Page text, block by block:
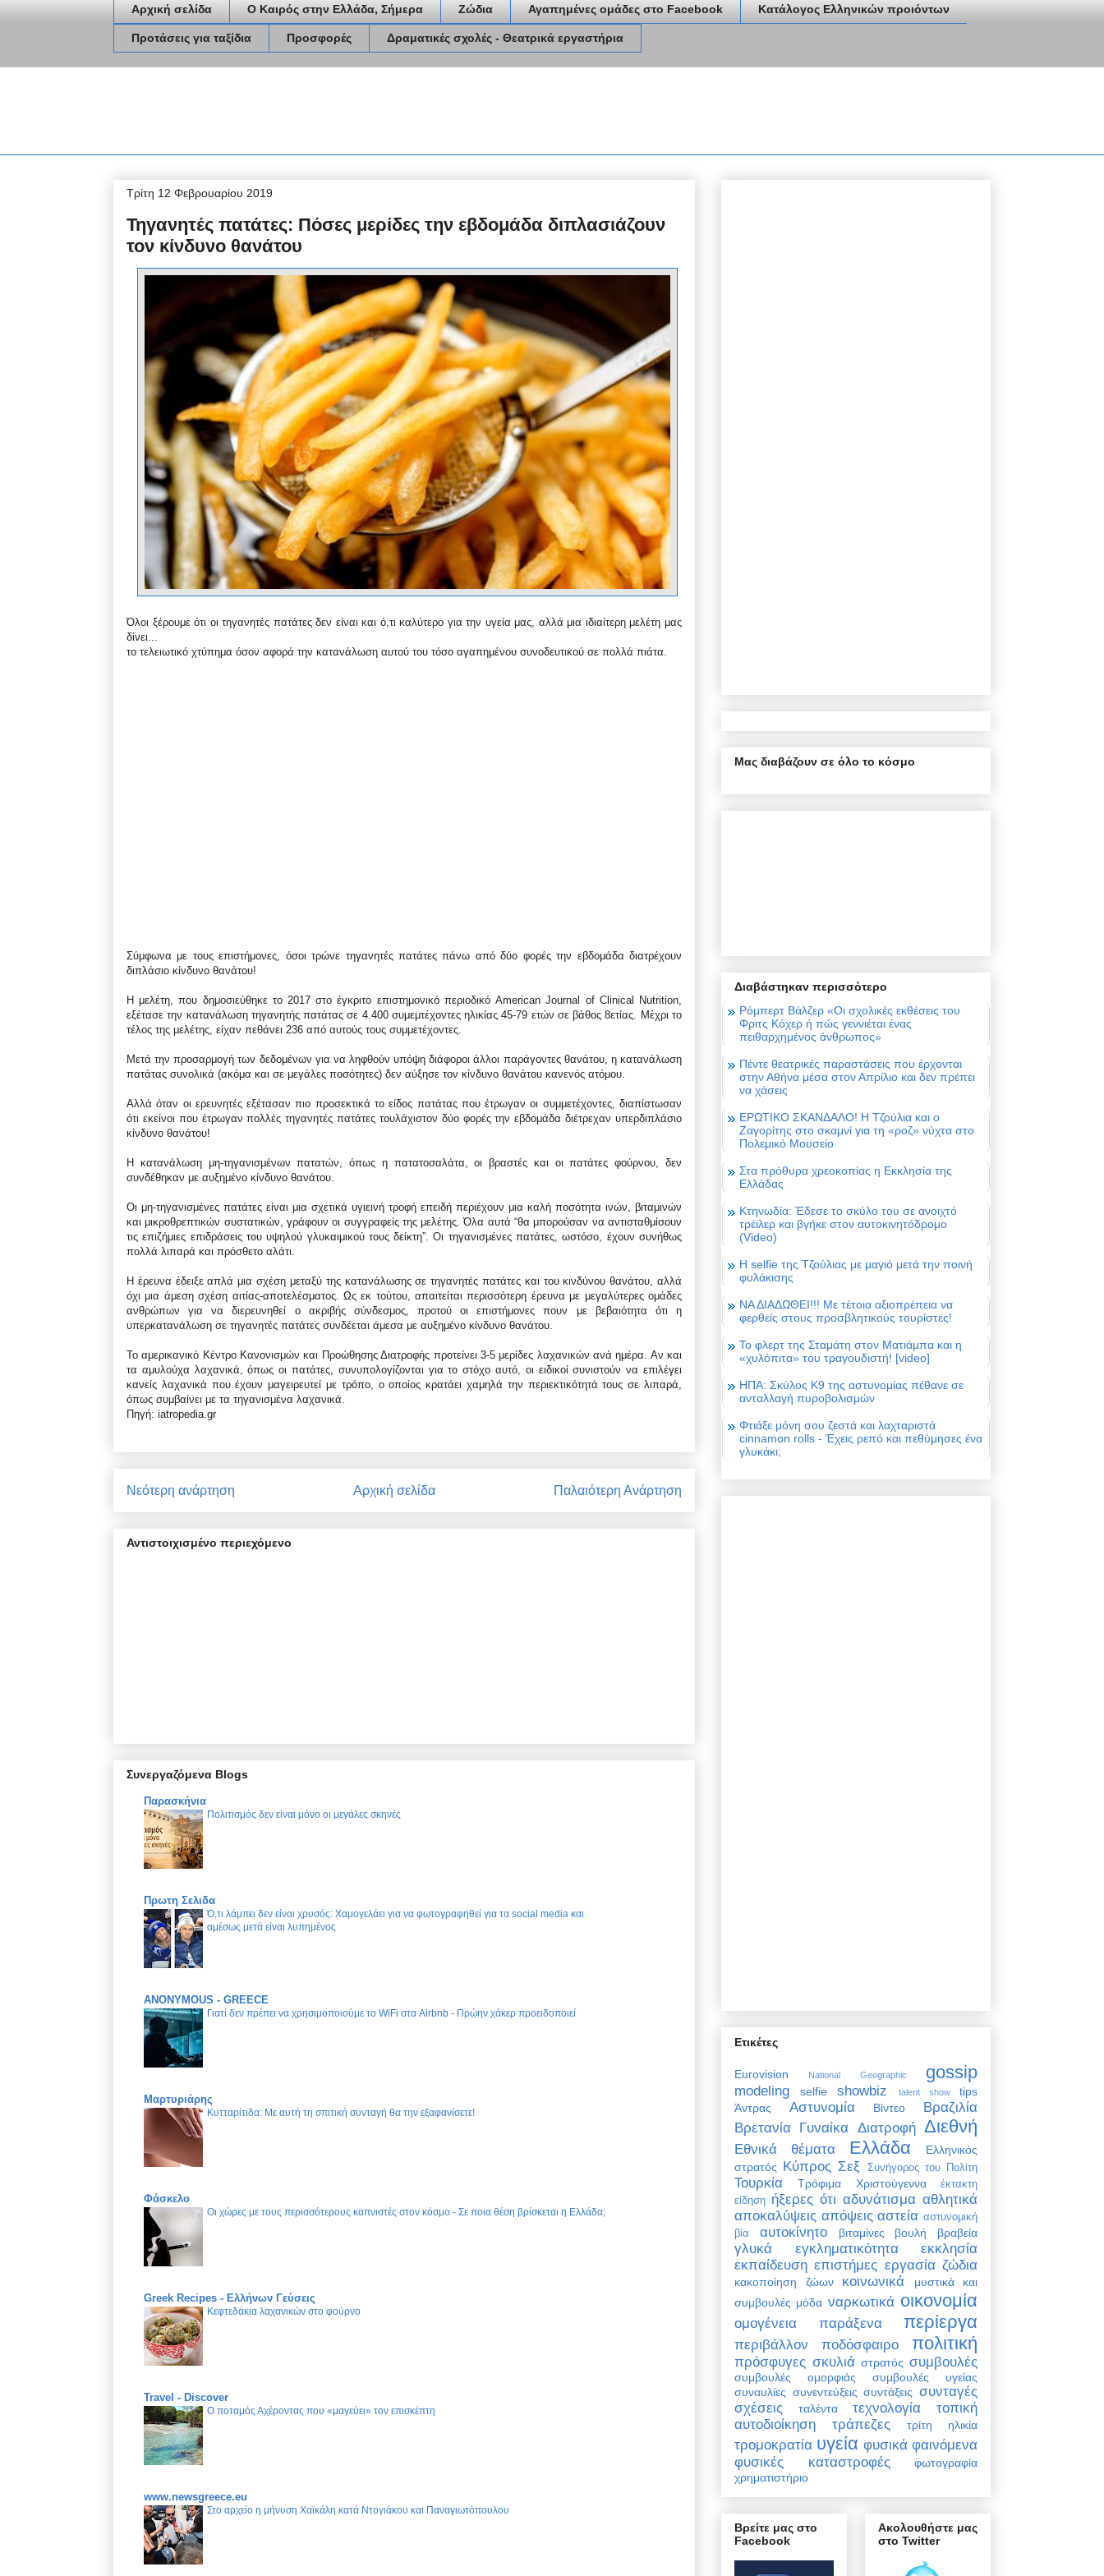
Αρχική σελίδα Ο Καιρός στην Ελλάδα, Σήμερα Ζώδια Αγαπημένες ομάδες στο Facebook Κατάλογος Ελληνικών προιόντων
Προτάσεις για ταξίδια Προσφορές Δραματικές σχολές - Θεατρικά εργαστήρια
Τρίτη 12 Φεβρουαρίου 2019
Τηγανητές πατάτες: Πόσες μερίδες την εβδομάδα διπλασιάζουν
τον κίνδυνο θανάτου
Όλοι ξέρουμε ότι οι τηγανητές πατάτες δεν είναι και ό,τι καλύτερο για την υγεία μας, αλλά μια ιδιαίτερη μελέτη μας
δίνει...
το τελειωτικό χτύπημα όσον αφορά την κατανάλωση αυτού του τόσο αγαπημένου συνοδευτικού σε πολλά πιάτα.
Σύμφωνα με τους επιστήμονες, όσοι τρώνε τηγανητές πατάτες πάνω από δύο φορές την εβδομάδα διατρέχουν
διπλάσιο κίνδυνο θανάτου!
Η μελέτη, που δημοσιεύθηκε το 2017 στο έγκριτο επιστημονικό περιοδικό American Journal of Clinical Nutrition,
εξέτασε την κατανάλωση τηγανητής πατάτας σε 4.400 συμεμτέχοντες ηλικίας 45-79 ετών σε βάθος 8ετίας. Μέχρι το
τέλος της μελέτης, είχαν πεθάνει 236 από αυτούς τους συμμετέχοντες.
Μετά την προσαρμογή των δεδομένων για να ληφθούν υπόψη διάφοροι άλλοι παράγοντες θανάτου, η κατανάλωση
πατάτας συνολικά (ακόμα και σε μεγάλες ποσότητες) δεν αύξησε τον κίνδυνο θανάτου κανενός ατόμου.
Αλλά όταν οι ερευνητές εξέτασαν πιο προσεκτικά το είδος πατάτας που έτρωγαν οι συμμετέχοντες, διαπίστωσαν
ότι εκείνοι που έτρωγαν πολλές τηγανητές πατάτες τουλάχιστον δύο φορές την εβδομάδα διέτρεχαν υπερδιπλάσιο
κίνδυνο θανάτου!
Η κατανάλωση μη-τηγανισμένων πατατών, όπως η πατατοσαλάτα, οι βραστές και οι πατάτες φούρνου, δεν
συνδέθηκαν με αυξημένο κίνδυνο θανάτου.
Οι μη-τηγανισμένες πατάτες είναι μια σχετικά υγιεινή τροφή επειδή περιέχουν μια καλή ποσότητα ινών, βιταμινών
και μικροθρεπτικών συστατικών, γράφουν οι συγγραφείς της μελέτης. Όλα αυτά “θα μπορούσαν να αντισταθμίσουν
τις επιζήμιες επιδράσεις του υψηλού γλυκαιμικού τους δείκτη”. Οι τηγανισμένες πατάτες, ωστόσο, έχουν συνήθως
πολλά λιπαρά και πρόσθετο αλάτι.
Η έρευνα έδειξε απλά μια σχέση μεταξύ της κατανάλωσης σε τηγανητές πατάτες και του κινδύνου θανάτου, αλλά
όχι μια άμεση σχέση αιτίας-αποτελέσματος. Ως εκ τούτου, απαιτείται περισσότερη έρευνα με μεγαλύτερες ομάδες
ανθρώπων για να διερευνηθεί ο ακριβής σύνδεσμος, προτού οι επιστήμονες πουν με βεβαιότητα ότι η
υπερκατανάλωση σε τηγανητές πατάτες συνδέεται άμεσα με αυξημένο κίνδυνο θανάτου.
Το αμερικανικό Κέντρο Κανονισμών και Προώθησης Διατροφής προτείνει 3-5 μερίδες λαχανικών ανά ημέρα. Αν και
τα αμυλούχα λαχανικά, όπως οι πατάτες, συνυπολογίζονται για το στόχο αυτό, οι ειδικοί συνιστούν να επιλέγει
κανείς λαχανικά που έχουν μαγειρευτεί με τρόπο, ο οποίος κρατάει χαμηλά την περιεκτικότητά τους σε λιπαρά,
όπως συμβαίνει με τα τηγανισμένα λαχανικά.
Πηγή: iatropedia.gr
Νεότερη ανάρτηση Παλαιότερη Ανάρτηση
Αρχική σελίδα
Αντιστοιχισμένο περιεχόμενο
Συνεργαζόμενα Blogs
Παρασκήνια
Πολιτισμός δεν είναι μόνο οι μεγάλες σκηνές
Πρωτη Σελιδα
Ό,τι λάμπει δεν είναι χρυσός: Χαμογελάει για να φωτογραφηθεί για τα social media και
αμέσως μετά είναι λυπημένος
ANONYMOUS - GREECE
Γιατί δεν πρέπει να χρησιμοποιούμε το WiFi στα Airbnb - Πρώην χάκερ προειδοποιεί
Μαρτυριάρης
Κυτταρίτιδα: Με αυτή τη σπιτική συνταγή θα την εξαφανίσετε!
Φάσκελο
Οι χώρες με τους περισσότερους καπνιστές στον κόσμο - Σε ποια θέση βρίσκεται η Ελλάδα;
Greek Recipes - Ελλήνων Γεύσεις
Κεφτεδάκια λαχανικών στο φούρνο
Travel - Discover
Ο ποταμός Αχέροντας που «μαγεύει» τον επισκέπτη
www.newsgreece.eu
Στο αρχείο η μήνυση Χαϊκάλη κατά Ντογιάκου και Παναγιωτόπουλου
Μας διαβάζουν σε όλο το κόσμο
Διαβάστηκαν περισσότερο
Ρόμπερτ Βάλζερ «Οι σχολικές εκθέσεις του
Φριτς Κόχερ ή πώς γεννιέται ένας
πειθαρχημένος άνθρωπος»
Πέντε θεατρικές παραστάσεις που έρχονται
στην Αθήνα μέσα στον Απρίλιο και δεν πρέπει
να χάσεις
ΕΡΩΤΙΚΟ ΣΚΑΝΔΑΛΟ! Η Τζούλια και ο
Ζαγορίτης στο σκαμνί για τη «ροζ» νύχτα στο
Πολεμικό Μουσείο
Στα πρόθυρα χρεοκοπίας η Εκκλησία της
Ελλάδας
Κτηνωδία: Έδεσε το σκύλο του σε ανοιχτό
τρέιλερ και βγήκε στον αυτοκινητόδρομο
(Video)
Η selfie της Τζούλιας με μαγιό μετά την ποινή
φυλάκισης
ΝΑ ΔΙΑΔΩΘΕΙ!!! Με τέτοια αξιοπρέπεια να
φερθείς στους προσβλητικούς τουρίστες!
Το φλερτ της Σταμάτη στον Ματιάμπα και η
«χυλόπιτα» του τραγουδιστή! [video]
ΗΠΑ: Σκύλος Κ9 της αστυνομίας πέθανε σε
ανταλλαγή πυροβολισμών
Φτιάξε μόνη σου ζεστά και λαχταριστά
cinnamon rolls - Έχεις ρεπό και πεθύμησες ένα
γλυκάκι;
Ετικέτες
Eurovision National Geographic gossip
modeling selfie showbiz talent show
tips
Άντρας
Αστυνομία Βίντεο
Βραζιλία
Βρετανία Γυναίκα Διατροφή Διεθνή
Εθνικά θέματα Ελλάδα
Ελληνικός
στρατός Κύπρος Σεξ Συνήγορος του Πολίτη
Τουρκία Τρόφιμα Χριστούγεννα
έκτακτη
είδηση ήξερες ότι αδυνάτισμα αθλητικά
αποκαλύψεις απόψεις αστεία αστυνομική
βία
αυτοκίνητο βιταμίνες βουλή βραβεία
γλυκά εγκληματικότητα
εκκλησία
εκπαίδευση επιστήμες εργασία ζώδια
κακοποίηση ζώων κοινωνικά
μυστικά και
συμβουλές μόδα ναρκωτικά οικονομία
ομογένεια παράξενα περίεργα
περιβάλλον ποδόσφαιρο πολιτική
πρόσφυγες σκυλιά στρατός συμβουλές
συμβουλές ομορφιάς
συμβουλές υγείας
συναυλίες συνεντεύξεις συντάξεις συνταγές
σχέσεις
ταλέντα τεχνολογία
τοπική
αυτοδιοίκηση
τράπεζες τρίτη ηλικία
τρομοκρατία υγεία φυσικά φαινόμενα
φυσικές καταστροφές
φωτογραφία
χρηματιστήριο
Βρείτε μας στο
Facebook
Ακολουθήστε μας
στο Twitter